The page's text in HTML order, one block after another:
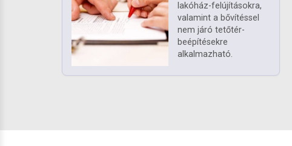
lakóház-felújításokra,
valamint a bővítéssel
nem járó tetőtér-
beépítésekre
alkalmazható.